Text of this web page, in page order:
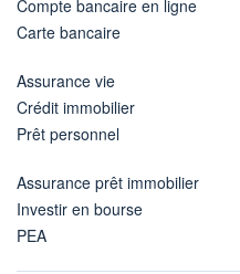
Compte bancaire en ligne
Carte bancaire
Assurance vie
Crédit immobilier
Prêt personnel
Assurance prêt immobilier
Investir en bourse
PEA